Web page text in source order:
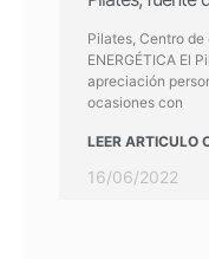
Pilates, Centro de
ENERGÉTICA El
apreciación
ocasiones con
LEER ARTICULO
16/06/2022